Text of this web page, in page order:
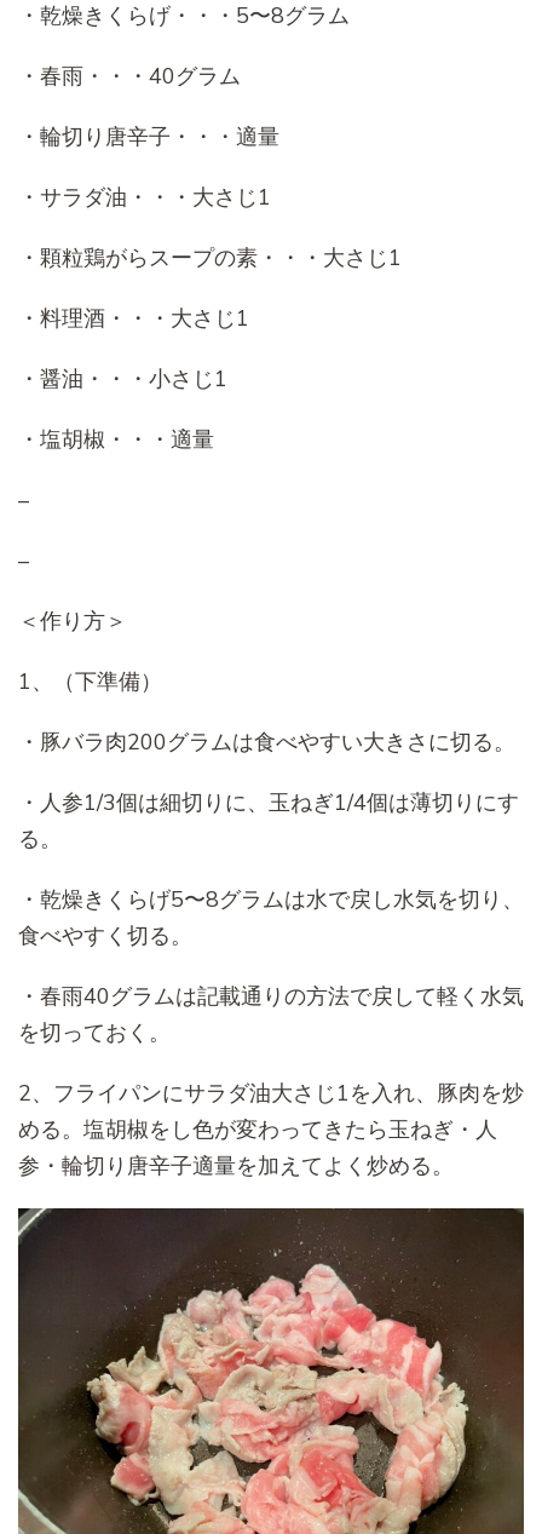
・乾燥きくらげ・・・5〜8グラム
・春雨・・・40グラム
・輪切り唐辛子・・・適量
・サラダ油・・・大さじ1
・顆粒鶏がらスープの素・・・大さじ1
・料理酒・・・大さじ1
・醤油・・・小さじ1
・塩胡椒・・・適量
–
–
＜作り方＞
1、（下準備）
・豚バラ肉200グラムは食べやすい大きさに切る。
・人参1/3個は細切りに、玉ねぎ1/4個は薄切りにす
る。
・乾燥きくらげ5〜8グラムは水で戻し水気を切り、
食べやすく切る。
・春雨40グラムは記載通りの方法で戻して軽く水気
を切っておく。
2、フライパンにサラダ油大さじ1を入れ、豚肉を炒
める。塩胡椒をし色が変わってきたら玉ねぎ・人
参・輪切り唐辛子適量を加えてよく炒める。